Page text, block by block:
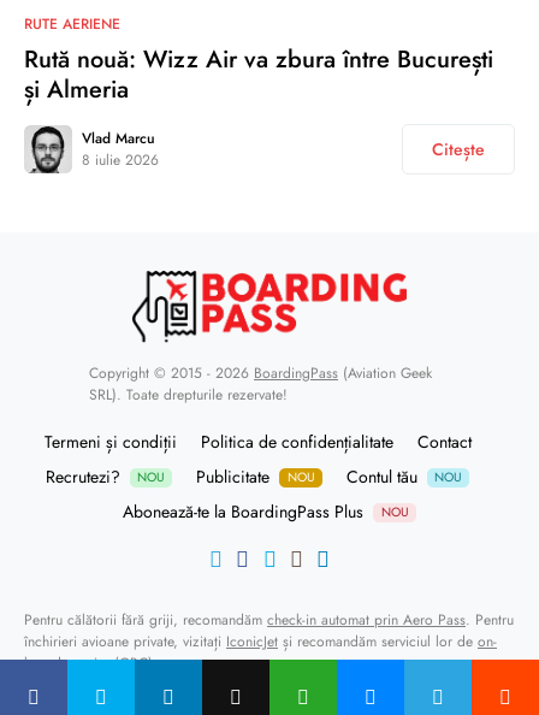
RUTE AERIENE
Rută nouă: Wizz Air va zbura între București
și Almeria
Vlad Marcu
8 iulie 2026
Citește
Copyright © 2015 - 2026 BoardingPass (Aviation Geek
SRL). Toate drepturile rezervate!
Termeni și condiții Politica de confidențialitate
Contact
Recrutezi?
NOU Publicitate NOU Contul tău NOU
Abonează-te la BoardingPass Plus NOU
Pentru călătorii fără griji, recomandăm check-in automat prin Aero Pass. Pentru
închirieri avioane private, vizitați IconicJet și recomandăm serviciul lor de on-
board courier (OBC).
Alpha Handling
oferă servicii de ground handling și FBO la Bucharest Băneasa
Airport (LRBS/BBU).